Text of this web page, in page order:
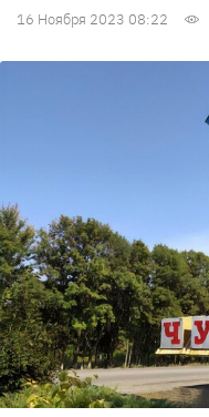
16 Ноября 2023 08:22